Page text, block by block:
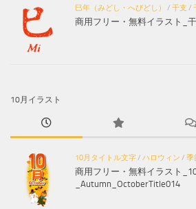
巳年（みどし・へびどし） / 干支 /
商用フリー・無料イラスト_
10月イラスト
10月タイトル文字/ ハロウィン / 季
商用フリー・無料イラスト
_Autumn_OctoberTitle014